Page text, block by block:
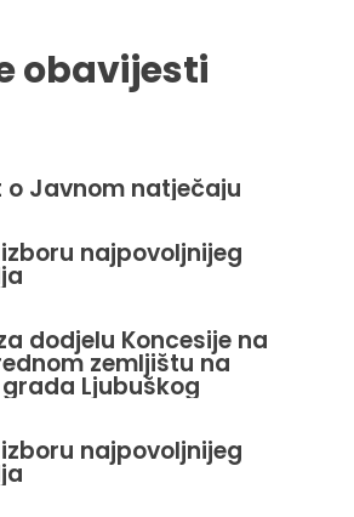
obavijesti
o Javnom natječaju
najpovoljnijeg
dodjelu Koncesije na
zemljištu na
Ljubuškog
najpovoljnijeg